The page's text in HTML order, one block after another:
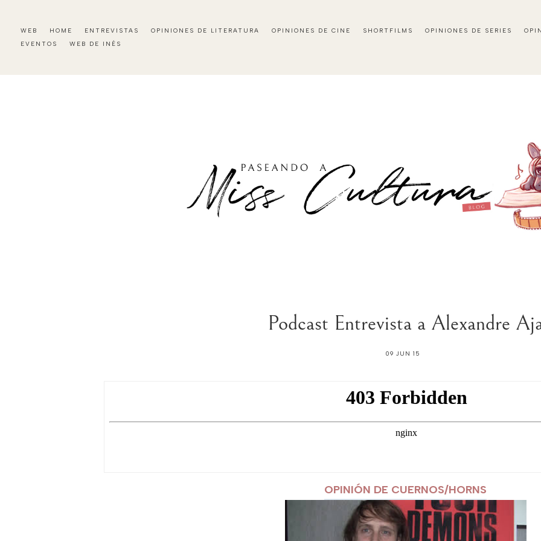
WEB HOME ENTREVISTAS OPINIONES DE LITERATURA OPINIONES DE CINE SHORTFILMS OPINIONES DE SERIES
EVENTOS
WEB DE INÉS
Podcast Entrevista a Alexandre
09 JUN 15
OPINIÓN DE CUERNOS/HORNS